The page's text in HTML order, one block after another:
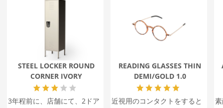
STEEL LOCKER ROUND
CORNER IVORY
3年程前に、店舗にて、2ドア
READING GLASSES THIN
DEMI/GOLD 1.0
近視用のコンタクトをすると